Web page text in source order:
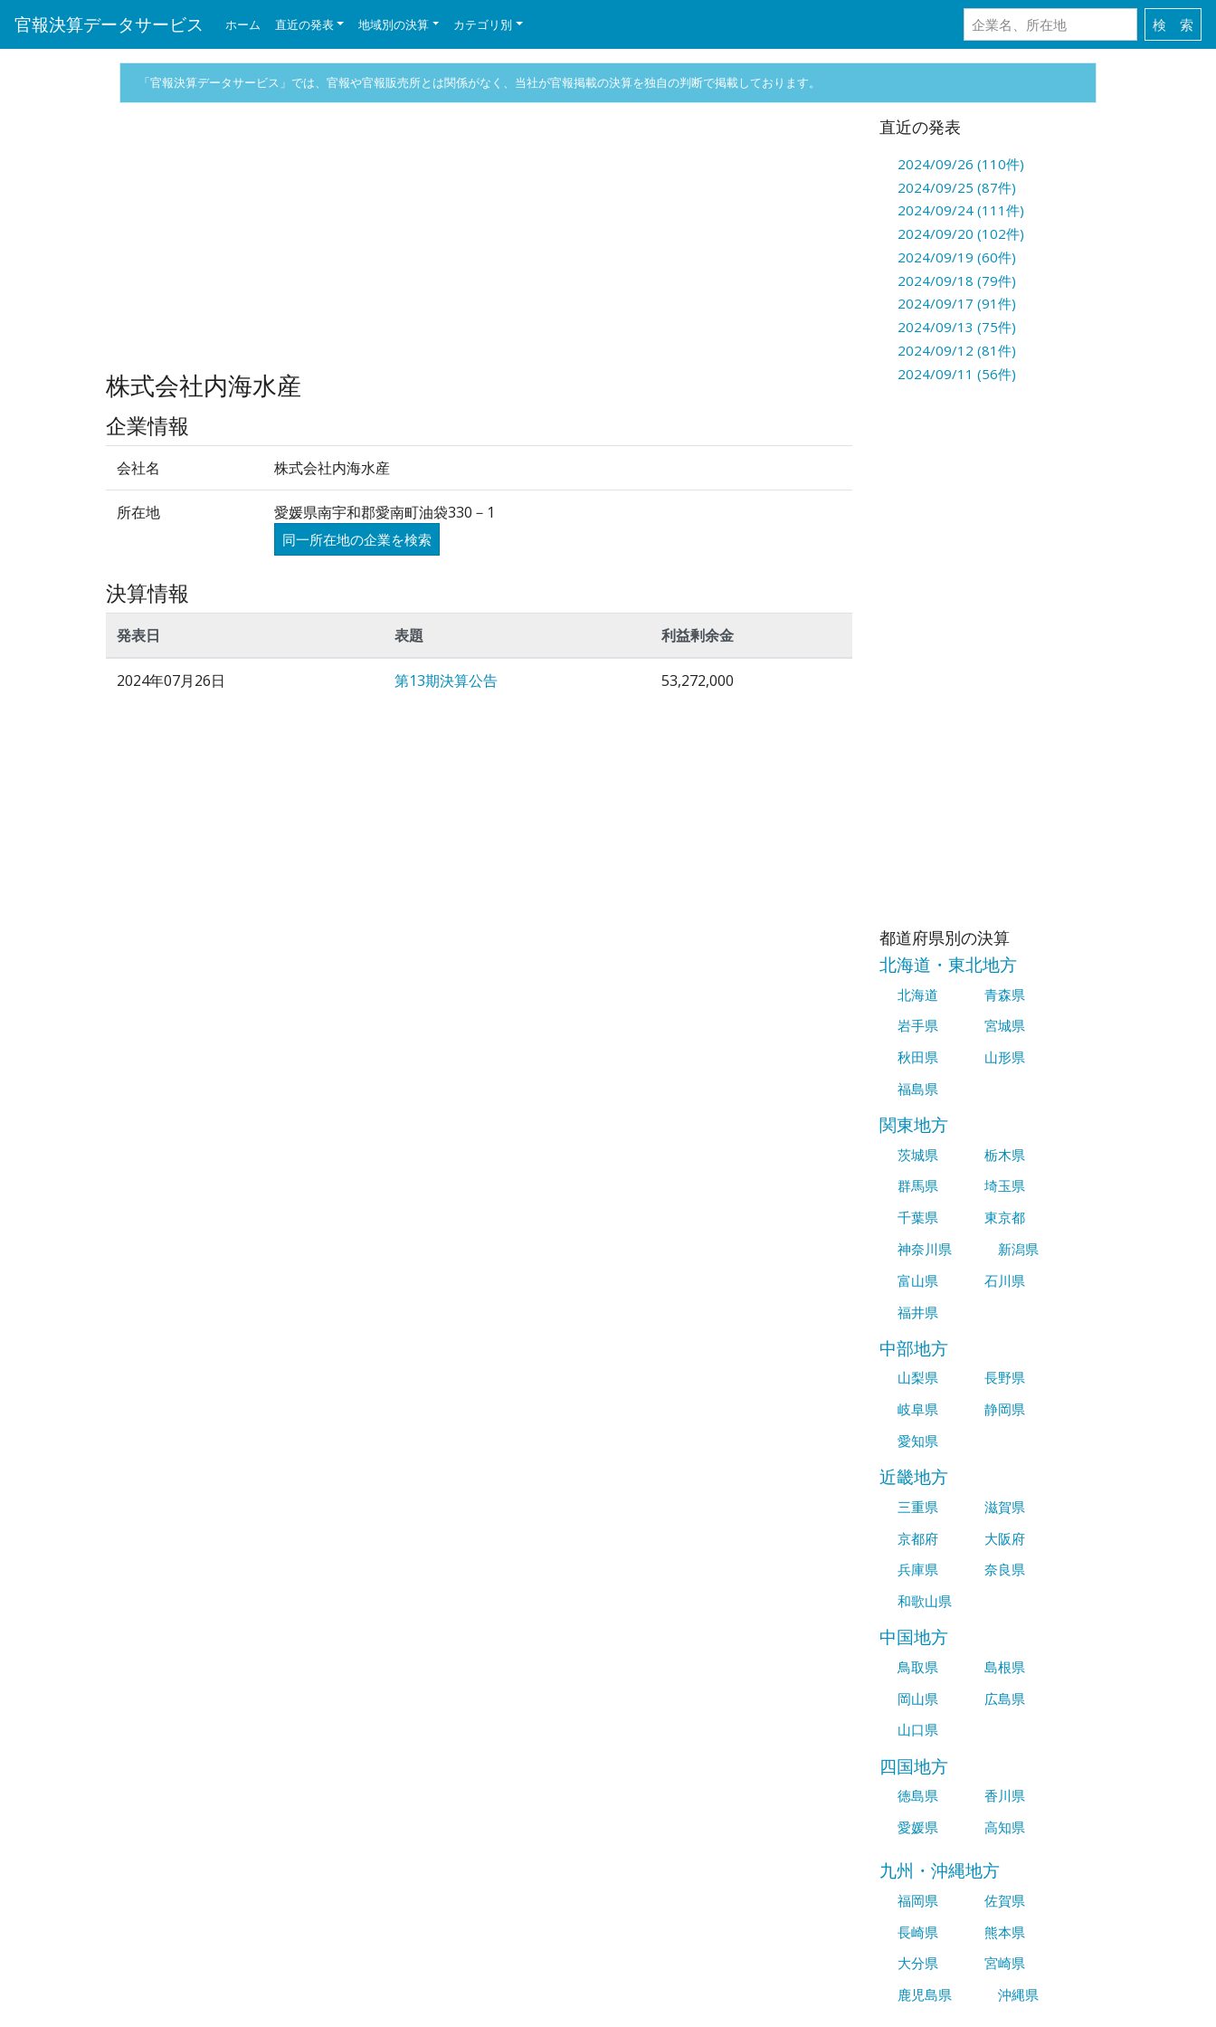
官報決算データサービス ホーム 直近の発表 地域別の決算 カテゴリ別
「官報決算データサービス」では、官報や官報販売所とは関係がなく、当社が官報掲載の決算を独自の判断で掲載しております。
株式会社内海水産
企業情報
会社名 株式会社内海水産
所在地 愛媛県南宇和郡愛南町油袋330－1
同一所在地の企業を検索
決算情報
発表日 表題 利益剰余金
2024年07月26日 第13期決算公告 53,272,000
直近の発表
2024/09/26 (110件)
2024/09/25 (87件)
2024/09/24 (111件)
2024/09/20 (102件)
2024/09/19 (60件)
2024/09/18 (79件)
2024/09/17 (91件)
2024/09/13 (75件)
2024/09/12 (81件)
2024/09/11 (56件)
都道府県別の決算
北海道・東北地方
北海道
青森県
岩手県
宮城県
秋田県
山形県
福島県
関東地方
茨城県
栃木県
群馬県
埼玉県
千葉県
東京都
神奈川県
新潟県
富山県
石川県
福井県
中部地方
山梨県
長野県
岐阜県
静岡県
愛知県
近畿地方
三重県
滋賀県
京都府
大阪府
兵庫県
奈良県
和歌山県
中国地方
鳥取県
島根県
岡山県
広島県
山口県
四国地方
徳島県
香川県
愛媛県
高知県
九州・沖縄地方
福岡県
佐賀県
長崎県
熊本県
大分県
宮崎県
鹿児島県
沖縄県